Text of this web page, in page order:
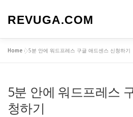
REVUGA.COM
Home »5분 안에 워드프레스 구글 애드센스 신청하기
5분 안에 워드프레스
청하기